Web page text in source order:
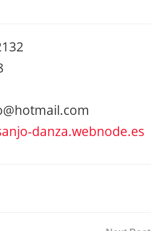
danza.webnode.es